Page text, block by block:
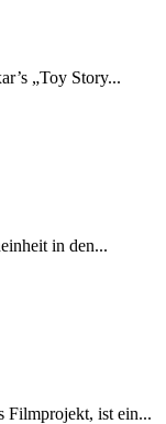
„Toy Story...
in den...
Filmprojekt, ist ein...